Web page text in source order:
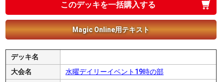
このデッキを一括購入する
Magic Online用テキスト
デッキ名
大会名
水曜デイリーイベント19時の部